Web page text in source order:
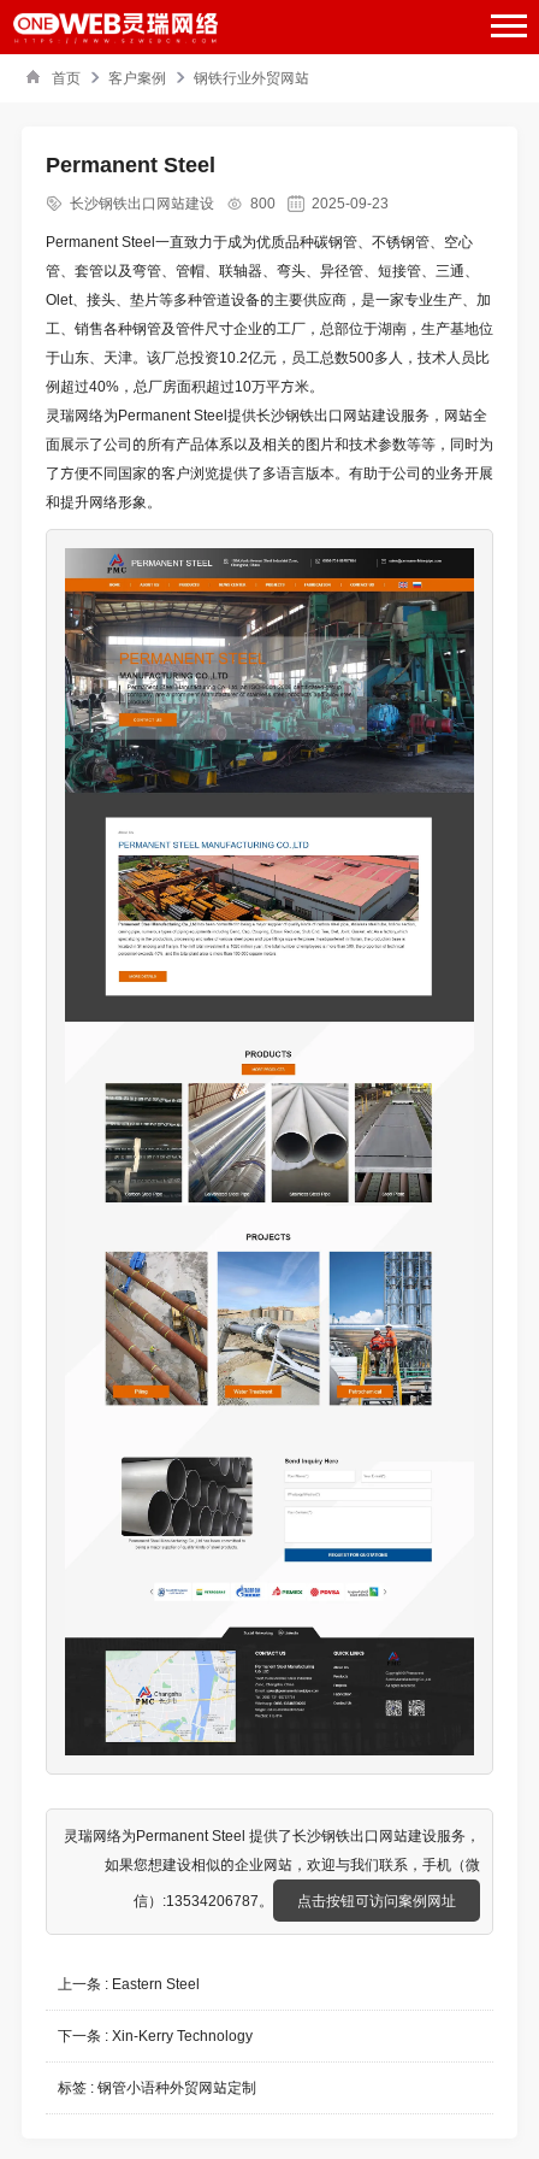
首页 客户案例 钢铁行业外贸网站
Permanent Steel
长沙钢铁出口网站建设 800
2025-09-23
Permanent Steel一直致力于成为优质品种碳钢管、不锈钢管、空心
管、套管以及弯管、管帽、联轴器、弯头、异径管、短接管、三通、
Olet、接头、垫片等多种管道设备的主要供应商，是一家专业生产、加
工、销售各种钢管及管件尺寸企业的工厂，总部位于湖南，生产基地位
于山东、天津。该厂总投资10.2亿元，员工总数500多人，技术人员比
例超过40%，总厂房面积超过10万平方米。
灵瑞网络为Permanent Steel提供长沙钢铁出口网站建设服务，网站全
面展示了公司的所有产品体系以及相关的图片和技术参数等等，同时为
了方便不同国家的客户浏览提供了多语言版本。有助于公司的业务开展
和提升网络形象。
灵瑞网络为Permanent Steel 提供了长沙钢铁出口网站建设服务，
如果您想建设相似的企业网站，欢迎与我们联系，手机（微
信）:13534206787。
点击按钮可访问案例网址
上一条 : Eastern Steel
下一条 :Xin-Kerry Technology
标签 :钢管小语种外贸网站定制